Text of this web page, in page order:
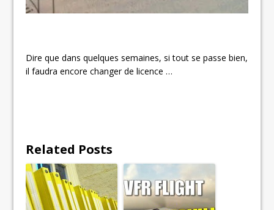
Dire que dans quelques semaines, si tout se passe bien,
il faudra encore changer de licence …
Related Posts